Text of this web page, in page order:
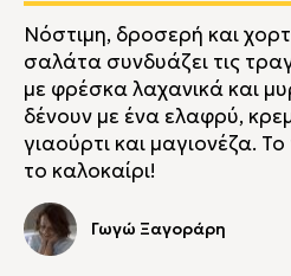
Νόστιμη, δροσερή και
σαλάτα συνδυάζει τις
με φρέσκα λαχανικά και
δένουν με ένα ελαφρύ,
γιαούρτι και μαγιονέζα. Το
το καλοκαίρι!
Γωγώ Ξαγοράρη